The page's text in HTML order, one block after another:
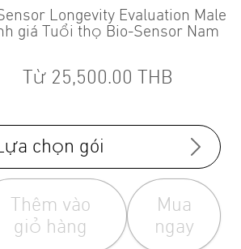
Longevity Evaluation Male
giá Tuổi thọ Bio-Sensor Nam
Từ 25,500.00 THB
chọn gói
Thêm vào
giỏ hàng
Mua
ngay